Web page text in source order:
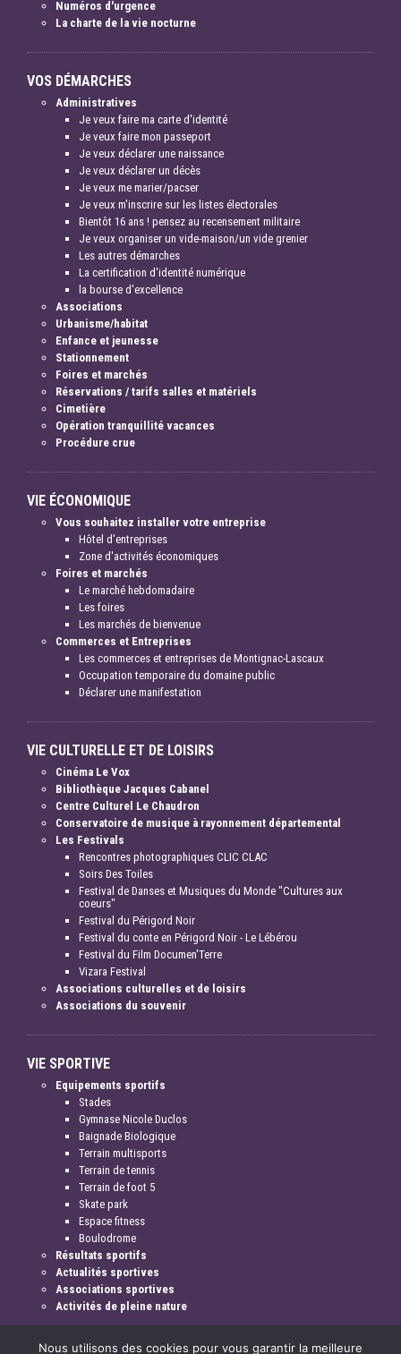
Numéros d'urgence
La charte de la vie nocturne
VOS DÉMARCHES
Administratives
Je veux faire ma carte d'identité
Je veux faire mon passeport
Je veux déclarer une naissance
Je veux déclarer un décès
Je veux me marier/pacser
Je veux m'inscrire sur les listes électorales
Bientôt 16 ans ! pensez au recensement militaire
Je veux organiser un vide-maison/un vide grenier
Les autres démarches
La certification d'identité numérique
la bourse d'excellence
Associations
Urbanisme/habitat
Enfance et jeunesse
Stationnement
Foires et marchés
Réservations / tarifs salles et matériels
Cimetière
Opération tranquillité vacances
Procédure crue
VIE ÉCONOMIQUE
Vous souhaitez installer votre entreprise
Hôtel d'entreprises
Zone d'activités économiques
Foires et marchés
Le marché hebdomadaire
Les foires
Les marchés de bienvenue
Commerces et Entreprises
Les commerces et entreprises de Montignac-Lascaux
Occupation temporaire du domaine public
Déclarer une manifestation
VIE CULTURELLE ET DE LOISIRS
Cinéma Le Vox
Bibliothèque Jacques Cabanel
Centre Culturel Le Chaudron
Conservatoire de musique à rayonnement départemental
Les Festivals
Rencontres photographiques CLIC CLAC
Soirs Des Toiles
Festival de Danses et Musiques du Monde "Cultures aux
coeurs"
Festival du Périgord Noir
Festival du conte en Périgord Noir - Le Lébérou
Festival du Film Documen'Terre
Vizara Festival
Associations culturelles et de loisirs
Associations du souvenir
VIE SPORTIVE
Equipements sportifs
Stades
Gymnase Nicole Duclos
Baignade Biologique
Terrain multisports
Terrain de tennis
Terrain de foot 5
Skate park
Espace fitness
Boulodrome
Résultats sportifs
Actualités sportives
Associations sportives
Activités de pleine nature
Nous utilisons des cookies pour vous garantir la meilleure